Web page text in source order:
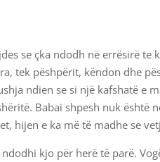
se çka ndodh në errësirë
tek pëshpërit, këndon dhe
ndien se si një kafshatë e
Babai shpesh nuk është
hijen e ka më të madhe se
kjo për herë të parë.